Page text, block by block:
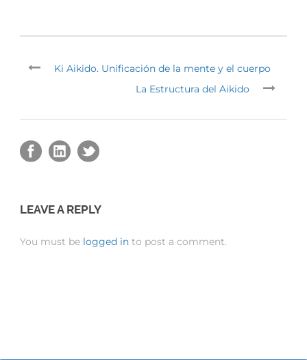
Ki Aikido. Unificación de la mente y el cuerpo
La Estructura del Aikido
LEAVE A REPLY
You must be logged in to post a comment.